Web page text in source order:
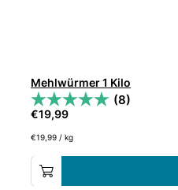
Mehlwürmer 1 Kilo
(8)
€19,99
€19,99 /kg